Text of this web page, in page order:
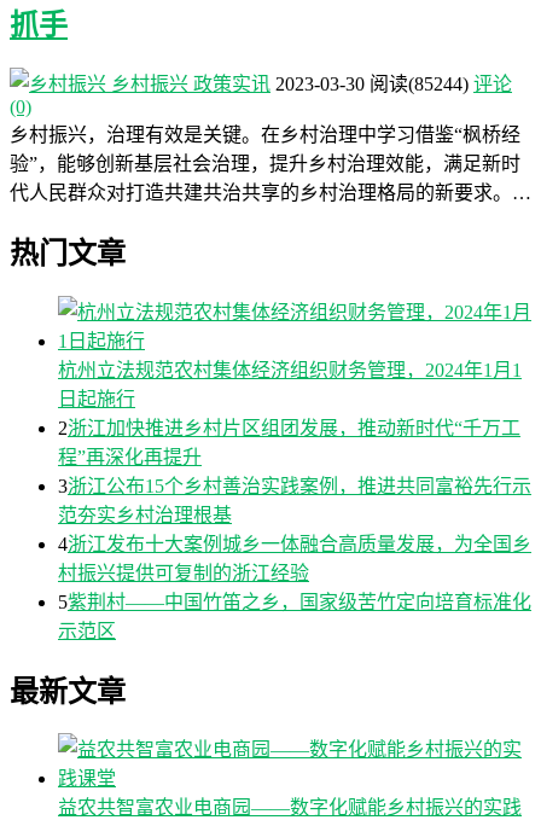
抓手
乡村振兴 政策实讯 2023-03-30 阅读(85244) 评论
(0)
乡村振兴，治理有效是关键。在乡村治理中学习借鉴“枫桥经
验”，能够创新基层社会治理，提升乡村治理效能，满足新时
代人民群众对打造共建共治共享的乡村治理格局的新要求。…
热门文章
杭州立法规范农村集体经济组织财务管理，2024年1月1
日起施行
2浙江加快推进乡村片区组团发展，推动新时代“千万工
程”再深化再提升
3浙江公布15个乡村善治实践案例，推进共同富裕先行示
范夯实乡村治理根基
4浙江发布十大案例城乡一体融合高质量发展，为全国乡
村振兴提供可复制的浙江经验
5紫荆村——中国竹笛之乡，国家级苦竹定向培育标准化
示范区
最新文章
益农共智富农业电商园——数字化赋能乡村振兴的实践